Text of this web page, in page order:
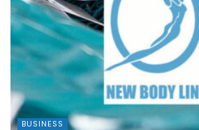
BUSINESS